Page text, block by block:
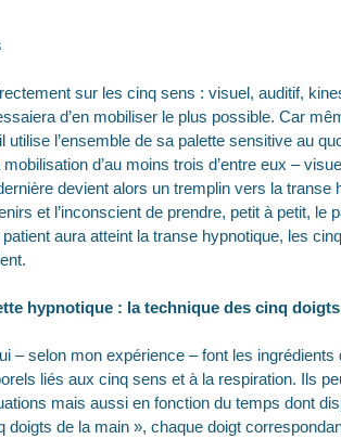
sur les cinq sens : visuel, auditif,
d’en mobiliser le plus possible. Car
utilise l’ensemble de sa palette sensitive au
d’au moins trois d’entre eux –
devient alors un tremplin vers la transe
et l’inconscient de prendre, petit à petit, le
aura atteint la transe hypnotique, les
hypnotique : la technique des cinq
– selon mon expérience – font les ingrédients
liés aux cinq sens et à la respiration. Ils
mais aussi en fonction du temps dont
doigts de la main », chaque doigt